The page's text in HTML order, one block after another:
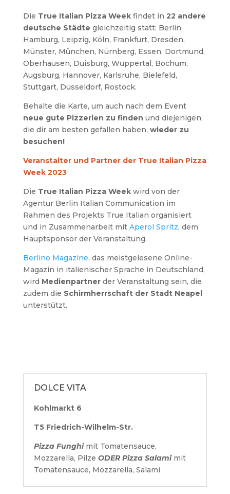
Die True Italian Pizza Week findet in 22 andere
deutsche Städte gleichzeitig statt: Berlin,
Hamburg, Leipzig, Köln, Frankfurt, Dresden,
Münster, München, Nürnberg, Essen, Dortmund,
Oberhausen, Duisburg, Wuppertal, Bochum,
Augsburg, Hannover, Karlsruhe, Bielefeld,
Stuttgart, Düsseldorf, Rostock.
Behalte die Karte, um auch nach dem Event
neue gute Pizzerien zu finden und diejenigen,
die dir am besten gefallen haben, wieder zu
besuchen!
Veranstalter und Partner der True Italian Pizza
Week 2023
Die True Italian Pizza Weekwird von der
Agentur Berlin Italian Communication im
Rahmen des Projekts True Italian organisiert
und in Zusammenarbeit mit Aperol Spritz, dem
Hauptsponsor der Veranstaltung.
Berlino Magazine, das meistgelesene Online-
Magazin in italienischer Sprache in Deutschland,
wird Medienpartnerder Veranstaltung sein, die
zudem die Schirmherrschaft der Stadt Neapel
unterstützt.
DOLCE VITA
Kohlmarkt 6
T5 Friedrich-Wilhelm-Str.
Pizza Funghimit Tomatensauce,
Mozzarella, Pilze ODER Pizza Salami mit
Tomatensauce, Mozzarella, Salami